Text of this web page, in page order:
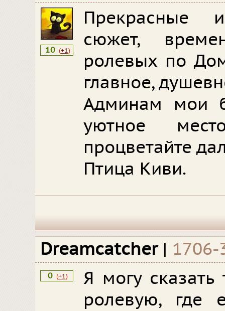
10 (+1)
Прекрасные
сюжет,
ролевых по
главное,
Админам мои
уютное
процветайте
Птица Киви.
Dreamcatcher | 1706-
0 (+1)
Я могу сказать
ролевую, где